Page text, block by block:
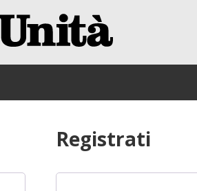
Registrati